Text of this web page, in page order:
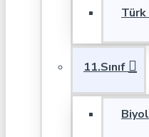
Türk
11.Sınıf